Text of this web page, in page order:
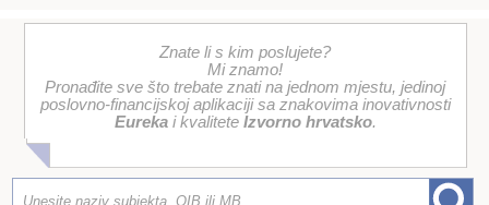
Znate li s kim poslujete?
Mi znamo!
Pronađite sve što trebate znati na jednom mjestu, jedinoj
poslovno-financijskoj aplikaciji sa znakovima inovativnosti
Eurekai kvalitete Izvorno hrvatsko.